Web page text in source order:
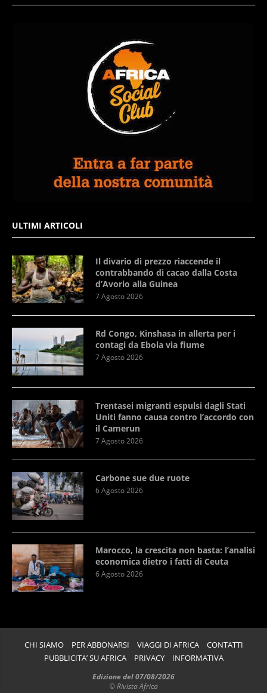
ULTIMI ARTICOLI
Il divario di prezzo riaccende il
contrabbando di cacao dalla Costa
d’Avorio alla Guinea
7 Agosto 2026
Rd Congo, Kinshasa in allerta per i
contagi da Ebola via fiume
7 Agosto 2026
Trentasei migranti espulsi dagli Stati
Uniti fanno causa contro l’accordo con
il Camerun
7 Agosto 2026
Carbone sue due ruote
6 Agosto 2026
Marocco, la crescita non basta: l’analisi
economica dietro i fatti di Ceuta
6 Agosto 2026
CHI SIAMO PER ABBONARSI VIAGGI DI AFRICA
CONTATTI
PUBBLICITA’ SU AFRICA
PRIVACY
INFORMATIVA
Edizione del 07/08/2026
© Rivista Africa